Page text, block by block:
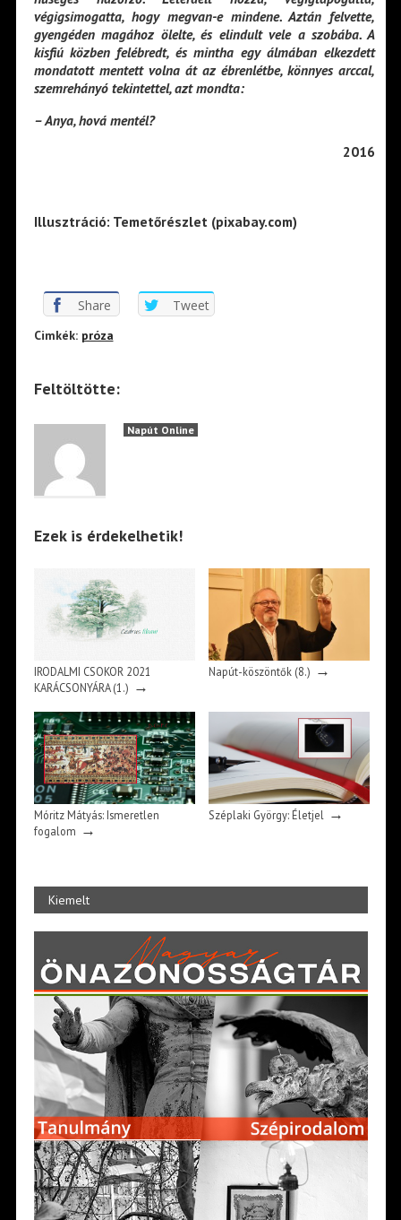
végigsimogatta, hogy megvan-e mindene. Aztán felvette,
gyengéden magához ölelte, és elindult vele a szobába. A
kisfiú közben felébredt, és mintha egy álmában elkezdett
mondatott mentett volna át az ébrenlétbe, könnyes arccal,
szemrehányó tekintettel, azt mondta:
– Anya, hová mentél?
2016
Illusztráció: Temetőrészlet (pixabay.com)
Share Tweet
Cimkék: próza
Feltöltötte:
Napút Online
Ezek is érdekelhetik!
IRODALMI CSOKOR 2021
KARÁCSONYÁRA (1.) →
Napút-köszöntők (8.) →
Móritz Mátyás: Ismeretlen
fogalom →
Széplaki György: Életjel→
Kiemelt